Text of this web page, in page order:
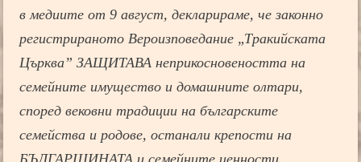
в медиите от 9 август, декларираме, че законно
регистрираното Вероизповедание „Тракийската
Църква” ЗАЩИТАВА неприкосновеността на
семейните имущество и домашните олтари,
според вековни традиции на българските
семейства и родове, останали крепости на